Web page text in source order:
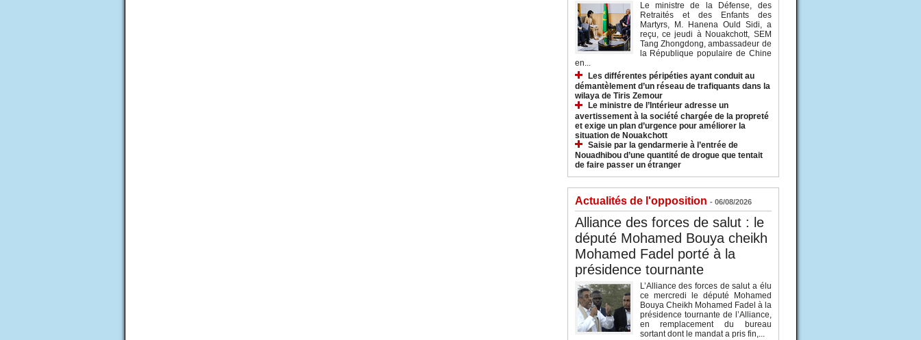
Le ministre de la Défense, des
Retraités et des Enfants des
Martyrs, M. Hanena Ould Sidi, a
reçu, ce jeudi à Nouakchott, SEM
Tang Zhongdong, ambassadeur de
la République populaire de Chine
en...
Les différentes péripéties ayant conduit au
démantèlement d’un réseau de trafiquants dans la
wilaya de Tiris Zemour
Le ministre de l’Intérieur adresse un
avertissement à la société chargée de la propreté
et exige un plan d’urgence pour améliorer la
situation de Nouakchott
Saisie par la gendarmerie à l’entrée de
Nouadhibou d’une quantité de drogue que tentait
de faire passer un étranger
Actualités de l'opposition - 06/08/2026
Alliance des forces de salut : le
député Mohamed Bouya cheikh
Mohamed Fadel porté à la
présidence tournante
L’Alliance des forces de salut a élu
ce mercredi le député Mohamed
Bouya Cheikh Mohamed Fadel à la
présidence tournante de l’Alliance,
en remplacement du bureau
sortant dont le mandat a pris fin,...